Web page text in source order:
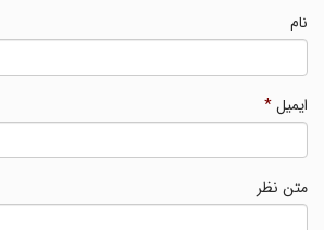
ایمیل*
متن نظر